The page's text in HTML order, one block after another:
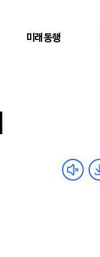
미래동행